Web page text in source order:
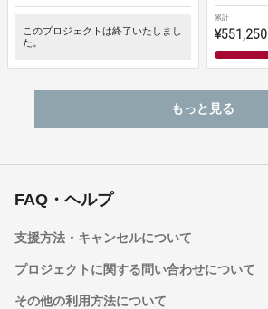
このプロジェクトは終了いたしまし
た。
累計
¥551,250
もっと見る
FAQ・ヘルプ
支援方法・キャンセルについて
プロジェクトに関する問い合わせについて
その他の利用方法について